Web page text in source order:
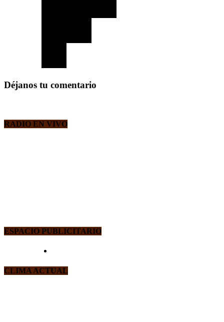
Déjanos tu comentario
RADIO EN VIVO
ESPACIO PUBLICITARIO
CLIMA ACTUAL